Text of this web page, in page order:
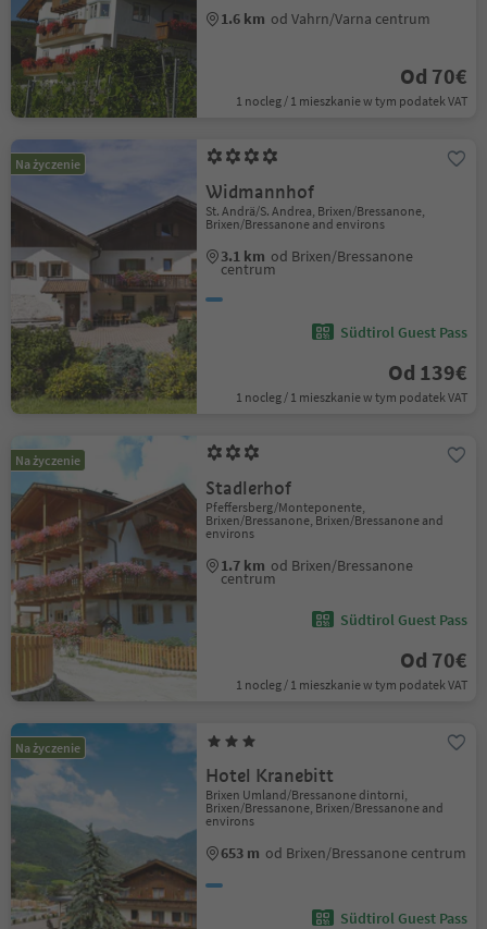
1.6 km od Vahrn/Varna centrum
Od 70€
1 nocleg / 1 mieszkanie w tym podatek VAT
Na życzenie
Widmannhof
St. Andrä/S. Andrea, Brixen/Bressanone,
Brixen/Bressanone and environs
3.1 km od Brixen/Bressanone
centrum
Südtirol Guest Pass
Od 139€
1 nocleg / 1 mieszkanie w tym podatek VAT
Na życzenie
Stadlerhof
Pfeffersberg/Monteponente,
Brixen/Bressanone, Brixen/Bressanone and
environs
1.7 km od Brixen/Bressanone
centrum
Südtirol Guest Pass
Od 70€
1 nocleg / 1 mieszkanie w tym podatek VAT
Na życzenie
Hotel Kranebitt
Brixen Umland/Bressanone dintorni,
Brixen/Bressanone, Brixen/Bressanone and
environs
653 m od Brixen/Bressanone centrum
Südtirol Guest Pass